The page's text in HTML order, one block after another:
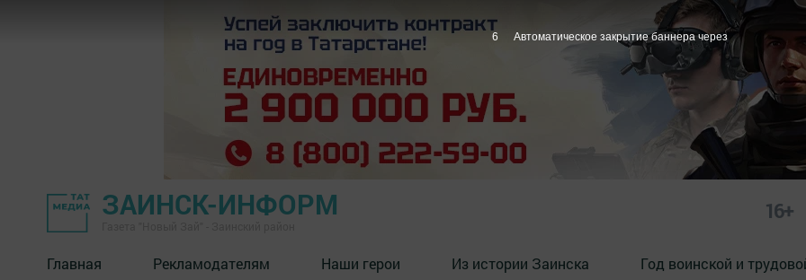
ЗАИНСК-ИНФОРМ 16+
Главная Рекламодателям Наши герои Из истории Заинска Год воинской и
4 Автоматическое закрытие баннера через